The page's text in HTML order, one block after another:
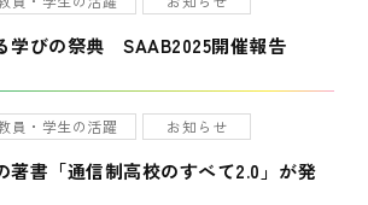
学びの祭典 SAAB2025開催報告
員・学生の活躍 お知らせ
著書「通信制高校のすべて2.0」が発